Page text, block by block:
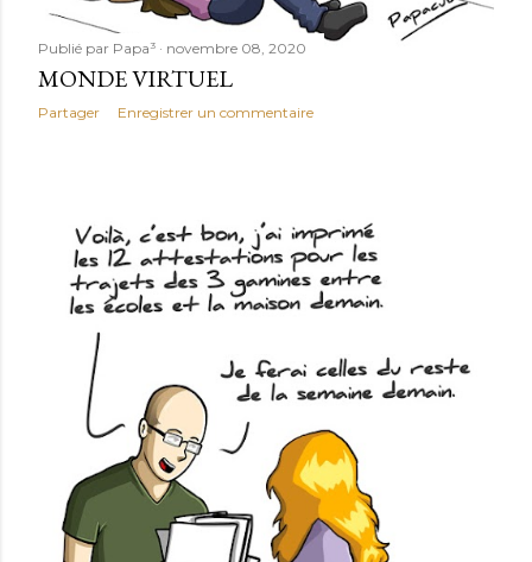
Publié par Papa³ novembre 08, 2020
MONDE VIRTUEL
Partager Enregistrer un commentaire